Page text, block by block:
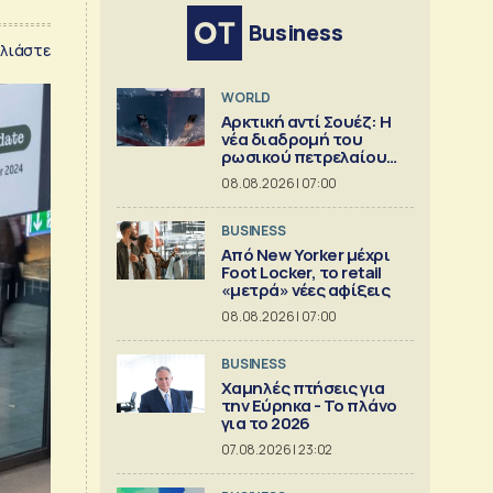
Business
WORLD
Αρκτική αντί Σουέζ: Η
νέα διαδρομή του
ρωσικού πετρελαίου
[Γράφημα]
08.08.2026 | 07:00
BUSINESS
Από New Yorker μέχρι
Foot Locker, το retail
«μετρά» νέες αφίξεις
08.08.2026 | 07:00
BUSINESS
Χαμηλές πτήσεις για
την Εύρηκα - Το πλάνο
για το 2026
07.08.2026 | 23:02